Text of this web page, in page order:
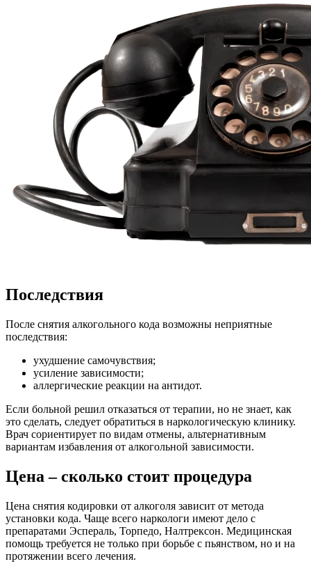
Последствия
После снятия алкогольного кода возможны неприятные
последствия:
ухудшение самочувствия;
усиление зависимости;
аллергические реакции на антидот.
Если больной решил отказаться от терапии, но не знает, как
это сделать, следует обратиться в наркологическую клинику.
Врач сориентирует по видам отмены, альтернативным
вариантам избавления от алкогольной зависимости.
Цена – сколько стоит процедура
Цена снятия кодировки от алкоголя зависит от метода
установки кода. Чаще всего наркологи имеют дело с
препаратами Эспераль, Торпедо, Налтрексон. Медицинская
помощь требуется не только при борьбе с пьянством, но и на
протяжении всего лечения.